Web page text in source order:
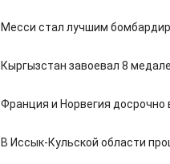
Месси стал лучшим
Кыргызстан завоевал 8
Франция и Норвегия
В Иссык-Кульской области